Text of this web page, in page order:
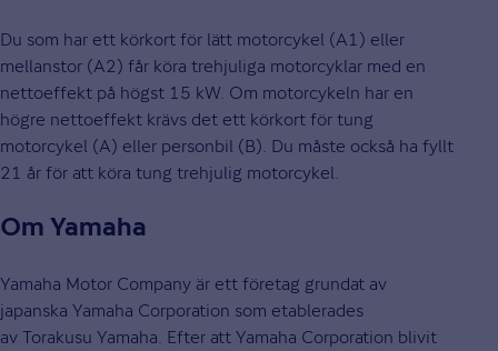
Du som har ett körkort för lätt motorcykel (A1) eller
mellanstor (A2) får köra trehjuliga motorcyklar med en
nettoeffekt på högst 15 kW. Om motorcykeln har en
högre nettoeffekt krävs det ett körkort för tung
motorcykel (A) eller personbil (B). Du måste också ha fyllt
21 år för att köra tung trehjulig motorcykel.
Om Yamaha
Yamaha Motor Company är ett företag grundat av
japanska Yamaha Corporation som etablerades
av Torakusu Yamaha. Efter att Yamaha Corporation blivit